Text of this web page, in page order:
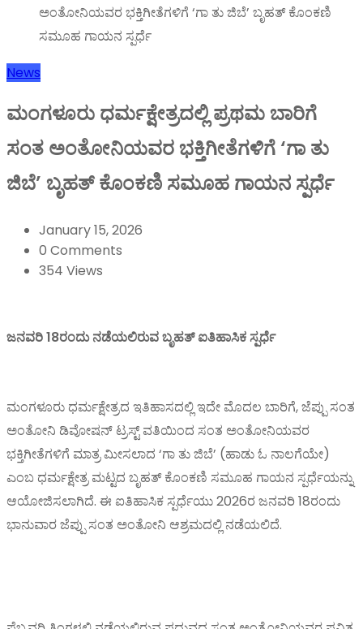
ಅಂತೋನಿಯವರ ಭಕ್ತಿಗೀತೆಗಳಿಗೆ ‘ಗಾ ತು ಜಿಬೆ’ ಬೃಹತ್ ಕೊಂಕಣಿ
ಸಮೂಹ ಗಾಯನ ಸ್ಪರ್ಧೆ
News
ಮಂಗಳೂರು ಧರ್ಮಕ್ಷೇತ್ರದಲ್ಲಿ ಪ್ರಥಮ ಬಾರಿಗೆ
ಸಂತ ಅಂತೋನಿಯವರ ಭಕ್ತಿಗೀತೆಗಳಿಗೆ ‘ಗಾ ತು
ಜಿಬೆ’ ಬೃಹತ್ ಕೊಂಕಣಿ ಸಮೂಹ ಗಾಯನ ಸ್ಪರ್ಧೆ
January 15, 2026
0 Comments
354 Views
ಜನವರಿ 18ರಂದು ನಡೆಯಲಿರುವ ಬೃಹತ್ ಐತಿಹಾಸಿಕ ಸ್ಪರ್ಧೆ
ಮಂಗಳೂರು ಧರ್ಮಕ್ಷೇತ್ರದ ಇತಿಹಾಸದಲ್ಲಿ ಇದೇ ಮೊದಲ ಬಾರಿಗೆ, ಜೆಪ್ಪು ಸಂತ
ಅಂತೋನಿ ಡಿವೋಷನ್ ಟ್ರಸ್ಟ್ ವತಿಯಿಂದ ಸಂತ ಅಂತೋನಿಯವರ
ಭಕ್ತಿಗೀತೆಗಳಿಗೆ ಮಾತ್ರ ಮೀಸಲಾದ ‘ಗಾ ತು ಜಿಬೆ’ (ಹಾಡು ಓ ನಾಲಗೆಯೇ)
ಎಂಬ ಧರ್ಮಕ್ಷೇತ್ರ ಮಟ್ಟದ ಬೃಹತ್ ಕೊಂಕಣಿ ಸಮೂಹ ಗಾಯನ ಸ್ಪರ್ಧೆಯನ್ನು
ಆಯೋಜಿಸಲಾಗಿದೆ. ಈ ಐತಿಹಾಸಿಕ ಸ್ಪರ್ಧೆಯು 2026ರ ಜನವರಿ 18ರಂದು
ಭಾನುವಾರ ಜೆಪ್ಪು ಸಂತ ಅಂತೋನಿ ಆಶ್ರಮದಲ್ಲಿ ನಡೆಯಲಿದೆ.